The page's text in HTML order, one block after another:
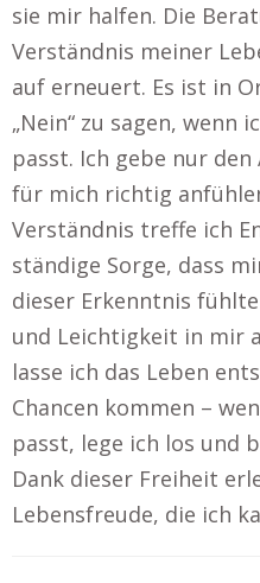
sie mir halfen. Die
Verständnis meiner
auf erneuert. Es ist in
„Nein“ zu sagen, wenn
passt. Ich gebe nur
für mich richtig
Verständnis treffe ich
ständige Sorge, dass
dieser Erkenntnis
und Leichtigkeit in mir
lasse ich das Leben
Chancen kommen –
passt, lege ich los und
Dank dieser Freiheit
Lebensfreude, die ich